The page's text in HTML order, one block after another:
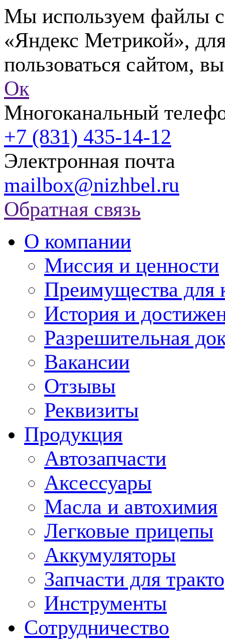
Мы используем файлы
«Яндекс Метрикой»,
пользоваться сайтом,
Ок
Многоканальный
+7 (831) 435-14-12
Электронная почта
mailbox@nizhbel.ru
Обратная связь
О компании
Миссия и ценности
Преимущества для
История и
Разрешительная
Вакансии
Отзывы
Реквизиты
Продукция
Автозапчасти
Аксессуары
Масла и автохимия
Легковые прицепы
Аккумуляторы
Запчасти для
Инструменты
Сотрудничество